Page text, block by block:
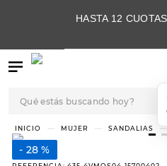
HASTA 12
MUJER SANDALIAS
28 %